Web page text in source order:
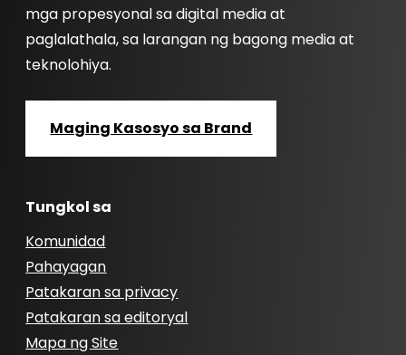
mga propesyonal sa digital media at
paglalathala, sa larangan ng bagong media at
teknolohiya.
Maging Kasosyo sa Brand
Tungkol sa
Komunidad
Pahayagan
Patakaran sa privacy
Patakaran sa editoryal
Mapa ng Site